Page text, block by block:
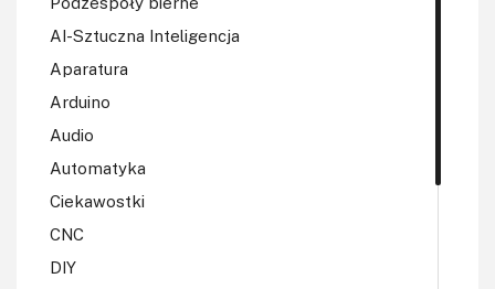
AI-Sztuczna Inteligencja
Aparatura
Arduino
Audio
Automatyka
Ciekawostki
CNC
DIY